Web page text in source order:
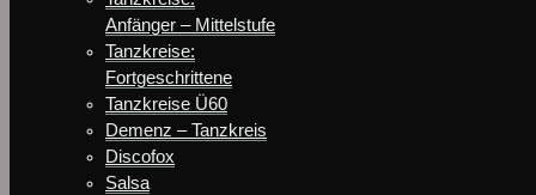
Anfänger – Mittelstufe
Tanzkreise:
Fortgeschrittene
Tanzkreise Ü60
Demenz – Tanzkreis
Discofox
Salsa